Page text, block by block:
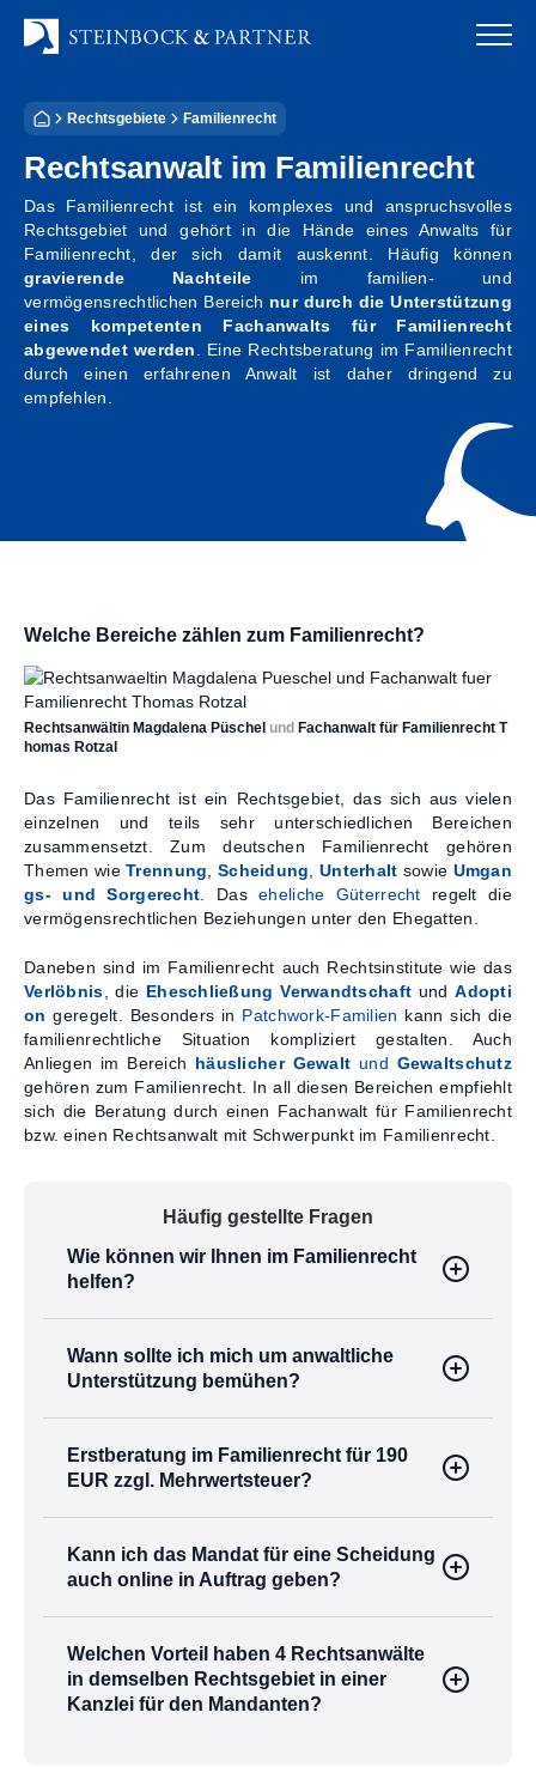
Inhalt
springen
Startseite
Kanzlei
Team
Standorte
Rechtsgebiete
Steuerberatung
Rechtsgebiete Familienrecht
Rechtsanwalt im Familienrecht
Das Familienrecht ist ein komplexes und anspruchsvolles
Rechtsgebiet und gehört in die Hände eines Anwalts für
Familienrecht, der sich damit auskennt. Häufig können
gravierende Nachteile im familien- und
vermögensrechtlichen Bereich nur durch die Unterstützung
eines kompetenten Fachanwalts für Familienrecht
abgewendet werden
. Eine Rechtsberatung im Familienrecht
durch einen erfahrenen Anwalt ist daher dringend zu
empfehlen.
Welche Bereiche zählen zum Familienrecht?
Rechtsanwältin Magdalena Püschel und Fachanwalt für Familienrecht T
homas Rotzal
Das Familienrecht ist ein Rechtsgebiet, das sich aus vielen
einzelnen und teils sehr unterschiedlichen Bereichen
zusammensetzt. Zum deutschen Familienrecht gehören
Themen wieTrennung Scheidung ,Unterhalt sowie Umgan
gs- und Sorgerecht . Daseheliche Güterrecht regelt die
vermögensrechtlichen Beziehungen unter den Ehegatten.
Daneben sind im Familienrecht auch Rechtsinstitute wie das
Verlöbnis , die Eheschließung Verwandtschaft undAdopti
on geregelt. Besonders in Patchwork-Familien kann sich die
familienrechtliche Situation kompliziert gestalten. Auch
Anliegen im Bereich häuslicher Gewalt und Gewaltschutz
gehören zum Familienrecht. In all diesen Bereichen empfiehlt
sich die Beratung durch einen Fachanwalt für Familienrecht
bzw. einen Rechtsanwalt mit Schwerpunkt im Familienrecht.
Häufig gestellte Fragen
Wie können wir Ihnen im Familienrecht
helfen?
Wann sollte ich mich um anwaltliche
Unterstützung bemühen?
Erstberatung im Familienrecht für 190
EUR zzgl. Mehrwertsteuer?
Kann ich das Mandat für eine Scheidung
auch online in Auftrag geben?
Welchen Vorteil haben 4 Rechtsanwälte
in demselben Rechtsgebiet in einer
Kanzlei für den Mandanten?